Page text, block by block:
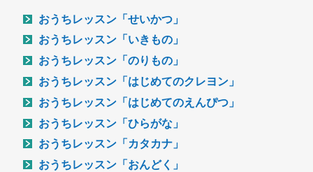
おうちレッスン「せいかつ」
おうちレッスン「いきもの」
おうちレッスン「のりもの」
おうちレッスン「はじめてのクレヨン」
おうちレッスン「はじめてのえんぴつ」
おうちレッスン「ひらがな」
おうちレッスン「カタカナ」
おうちレッスン「おんどく」